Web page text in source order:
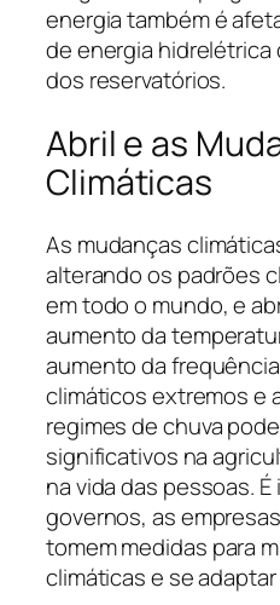
energia também é
de energia
dos reservatórios.
Abril e as
Climáticas
As mudanças
alterando os padrões
em todo o mundo, e
aumento da
aumento da
climáticos extremos e
regimes de chuva
significativos na
na vida das pessoas.
governos, as
tomem medidas para
climáticas e se